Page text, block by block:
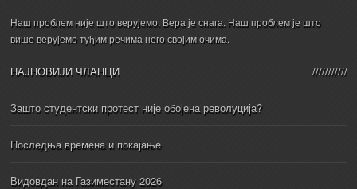
Наш проблем није што верујемо. Вера је снага. Наш проблем је што
више верујемо туђим речима него својим очима.
НАЈНОВИЈИ ЧЛАНЦИ
Зашто студентски протест није обојена револуција?
Последња времена и покајање
Видовдан на Газиместану 2026